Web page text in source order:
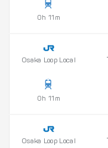
0h 11m
Osaka Loop Local
0h 11m
Osaka Loop Local